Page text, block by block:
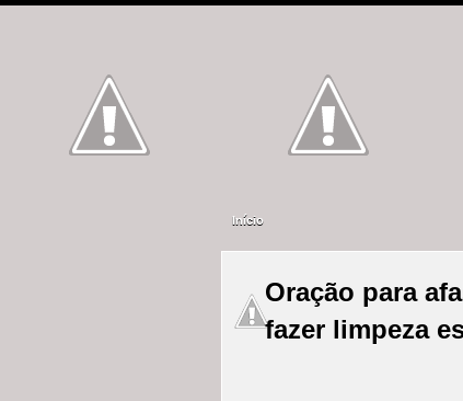
Início
Oração para
fazer limpeza